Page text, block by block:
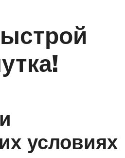
условиях